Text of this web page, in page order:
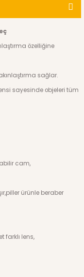
özelliğine
sağlar.
sayesinde objeleri tüm
cam,
ürünle beraber
farklı lens,